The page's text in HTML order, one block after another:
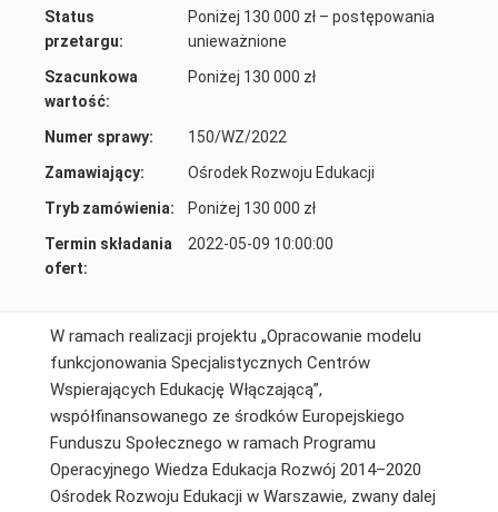
Status
przetargu:
Poniżej 130 000 zł – postępowania
unieważnione
Szacunkowa
wartość:
Poniżej 130 000 zł
Numer sprawy:
150/WZ/2022
Zamawiający:
Ośrodek Rozwoju Edukacji
Tryb zamówienia:
Poniżej 130 000 zł
Termin składania
ofert:
2022-05-09 10:00:00
W ramach realizacji projektu „Opracowanie modelu
funkcjonowania Specjalistycznych Centrów
Wspierających Edukację Włączającą”,
współfinansowanego ze środków Europejskiego
Funduszu Społecznego w ramach Programu
Operacyjnego Wiedza Edukacja Rozwój 2014–2020
Ośrodek Rozwoju Edukacji w Warszawie, zwany dalej